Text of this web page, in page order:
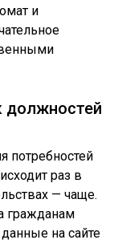
и
должностей
потребностей
раз в
— чаще.
гражданам
на сайте